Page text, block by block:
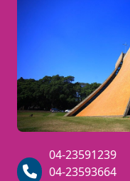
※Alvin
程： 初
y side
2A、2B
04-23591239
04-23593664